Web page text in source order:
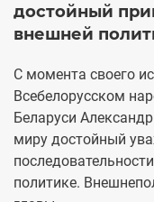
достойный
внешней
С момента своего
Всебелорусском
Беларуси
миру достойный
политике.